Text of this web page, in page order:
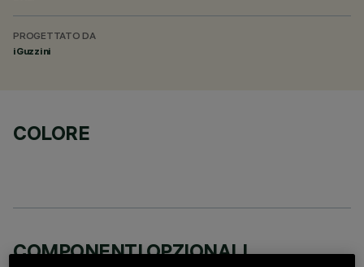
PROGETTATO DA
iGuzzini
COLORE
COMPONENTI OPZIONALI